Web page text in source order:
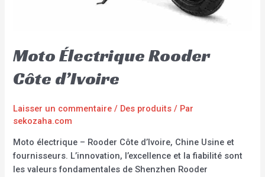
Moto Électrique Rooder
Côte d’Ivoire
Laisser un commentaire / Des produits / Par
sekozaha.com
Moto électrique – Rooder Côte d’Ivoire, Chine Usine et
fournisseurs. L’innovation, l’excellence et la fiabilité sont
les valeurs fondamentales de Shenzhen Rooder